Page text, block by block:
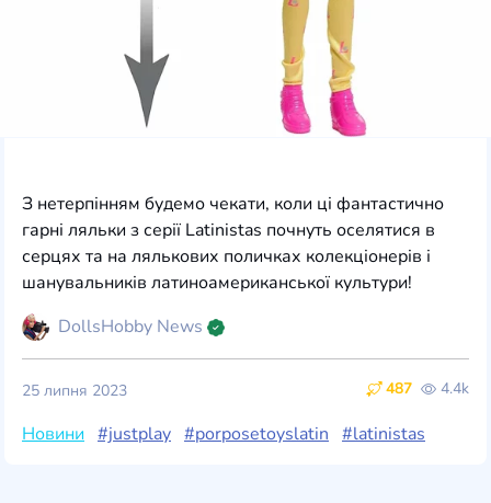
З нетерпінням будемо чекати, коли ці фантастично
гарні ляльки з серії Latinistas почнуть оселятися в
серцях та на лялькових поличках колекціонерів і
шанувальників латиноамериканської культури!
DollsHobby News
487 4.4k
25 липня 2023
Новини #justplay #porposetoyslatin #latinistas